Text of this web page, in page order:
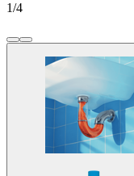
1/4